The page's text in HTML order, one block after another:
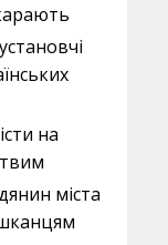
на
міста